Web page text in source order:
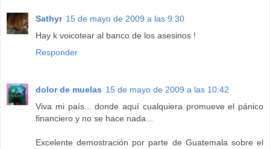
Sathyr 15 de mayo de 2009 a las 9:30
Hay k voicotear al banco de los asesinos !
Responder
dolor de muelas 15 de mayo de 2009 a las 10:42
Viva mi país... donde aquí cualquiera promueve el pánico
financiero y no se hace nada...
Excelente demostración por parte de Guatemala sobre el